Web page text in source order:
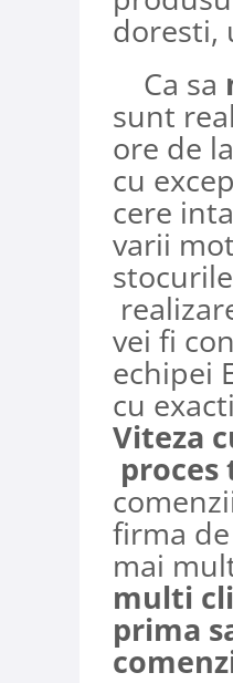
doresti,
Ca sa
sunt
ore de
cu
cere
varii
vei fi
echipei
cu
Viteza
proces
firma
mai
multi
prima